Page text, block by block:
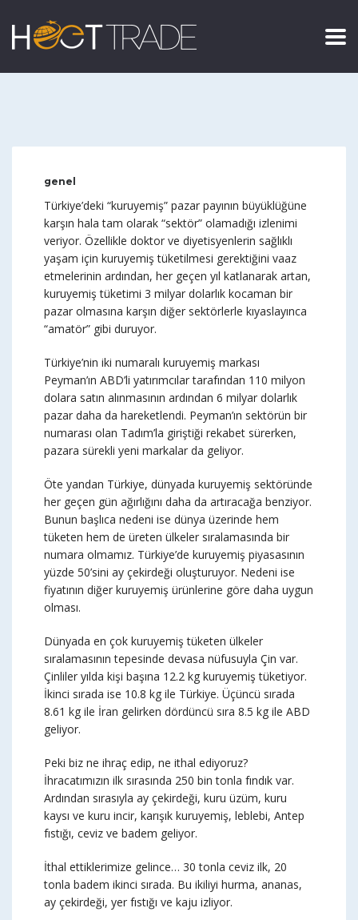
genel
Türkiye’deki “kuruyemiş” pazar payının büyüklüğüne
karşın hala tam olarak “sektör” olamadığı izlenimi
veriyor. Özellikle doktor ve diyetisyenlerin sağlıklı
yaşam için kuruyemiş tüketilmesi gerektiğini vaaz
etmelerinin ardından, her geçen yıl katlanarak artan,
kuruyemiş tüketimi 3 milyar dolarlık kocaman bir
pazar olmasına karşın diğer sektörlerle kıyaslayınca
“amatör” gibi duruyor.
Türkiye’nin iki numaralı kuruyemiş markası
Peyman’ın ABD’li yatırımcılar tarafından 110 milyon
dolara satın alınmasının ardından 6 milyar dolarlık
pazar daha da hareketlendi. Peyman’ın sektörün bir
numarası olan Tadım’la giriştiği rekabet sürerken,
pazara sürekli yeni markalar da geliyor.
Öte yandan Türkiye, dünyada kuruyemiş sektöründe
her geçen gün ağırlığını daha da artıracağa benziyor.
Bunun başlıca nedeni ise dünya üzerinde hem
tüketen hem de üreten ülkeler sıralamasında bir
numara olmamız. Türkiye’de kuruyemiş piyasasının
yüzde 50’sini ay çekirdeği oluşturuyor. Nedeni ise
fiyatının diğer kuruyemiş ürünlerine göre daha uygun
olması.
Dünyada en çok kuruyemiş tüketen ülkeler
sıralamasının tepesinde devasa nüfusuyla Çin var.
Çinliler yılda kişi başına 12.2 kg kuruyemiş tüketiyor.
İkinci sırada ise 10.8 kg ile Türkiye. Üçüncü sırada
8.61 kg ile İran gelirken dördüncü sıra 8.5 kg ile ABD
geliyor.
Peki biz ne ihraç edip, ne ithal ediyoruz?
İhracatımızın ilk sırasında 250 bin tonla fındık var.
Ardından sırasıyla ay çekirdeği, kuru üzüm, kuru
kaysı ve kuru incir, karışık kuruyemiş, leblebi, Antep
fıstığı, ceviz ve badem geliyor.
İthal ettiklerimize gelince… 30 tonla ceviz ilk, 20
tonla badem ikinci sırada. Bu ikiliyi hurma, ananas,
ay çekirdeği, yer fıstığı ve kaju izliyor.